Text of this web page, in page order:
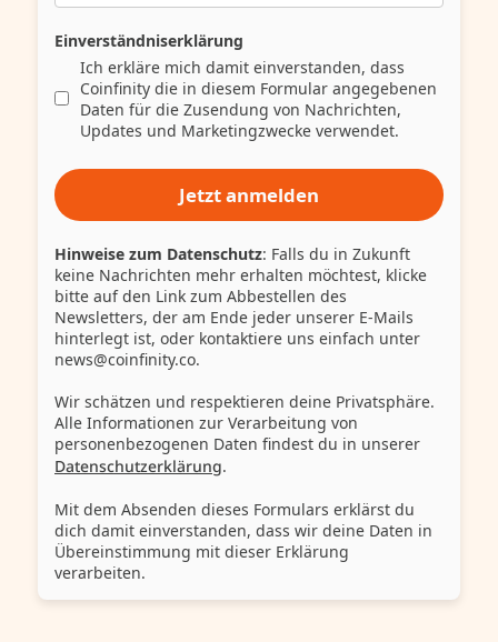
Einverständniserklärung
Ich erkläre mich damit einverstanden, dass
Coinfinity die in diesem Formular angegebenen
Daten für die Zusendung von Nachrichten,
Updates und Marketingzwecke verwendet.
Hinweise zum Datenschutz: Falls du in Zukunft
keine Nachrichten mehr erhalten möchtest, klicke
bitte auf den Link zum Abbestellen des
Newsletters, der am Ende jeder unserer E-Mails
hinterlegt ist, oder kontaktiere uns einfach unter
news@coinfinity.co.
Wir schätzen und respektieren deine Privatsphäre.
Alle Informationen zur Verarbeitung von
personenbezogenen Daten findest du in unserer
Datenschutzerklärung.
Mit dem Absenden dieses Formulars erklärst du
dich damit einverstanden, dass wir deine Daten in
Übereinstimmung mit dieser Erklärung
verarbeiten.